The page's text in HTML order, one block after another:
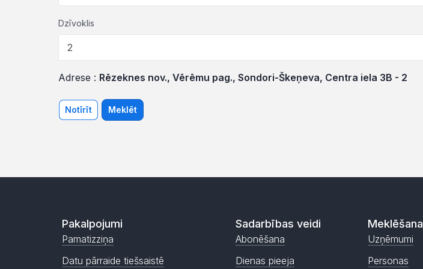
Dzīvoklis
Adrese : Rēzeknes nov., Vērēmu pag., Sondori-Škeņeva, Centra iela 3B - 2
Notīrīt Meklēt
Pakalpojumi
Pamatizziņa
Datu pārraide tiešsaistē
Sadarbības veidi
Abonēšana
Dienas pieeja
Meklēšana
Uzņēmumi
Personas